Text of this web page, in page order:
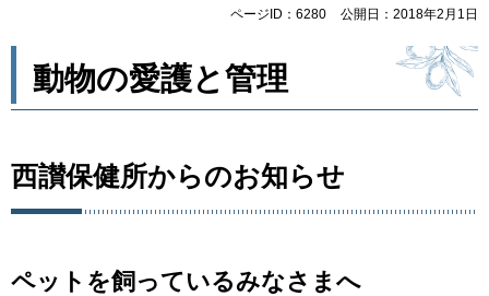
ページID：6280 公開日：2018年2月1日
動物の愛護と管理
西讃保健所からのお知らせ
ペットを飼っているみなさまへ